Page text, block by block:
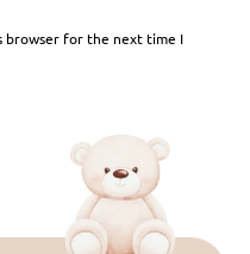
browser for the next time I